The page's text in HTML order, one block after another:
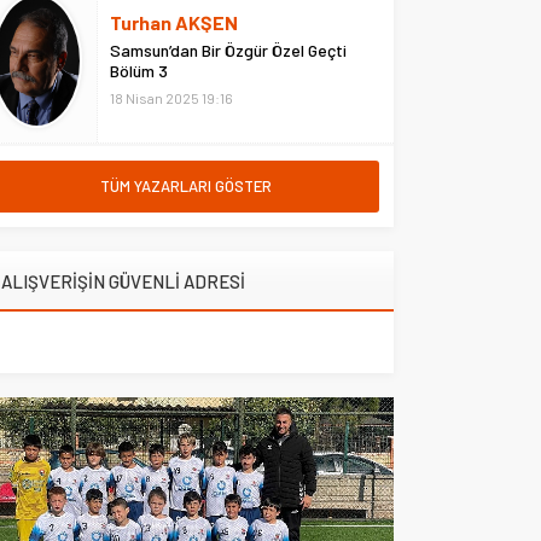
Adliyesi’nde çıkan yangına
müdahale eden Çarşı ve
Mahalle...
Turhan AKŞEN
Samsun’dan Bir Özgür Özel Geçti
Bölüm 3
18 Nisan 2025 19:16
TÜM YAZARLARI GÖSTER
ALIŞVERİŞİN GÜVENLİ ADRESİ